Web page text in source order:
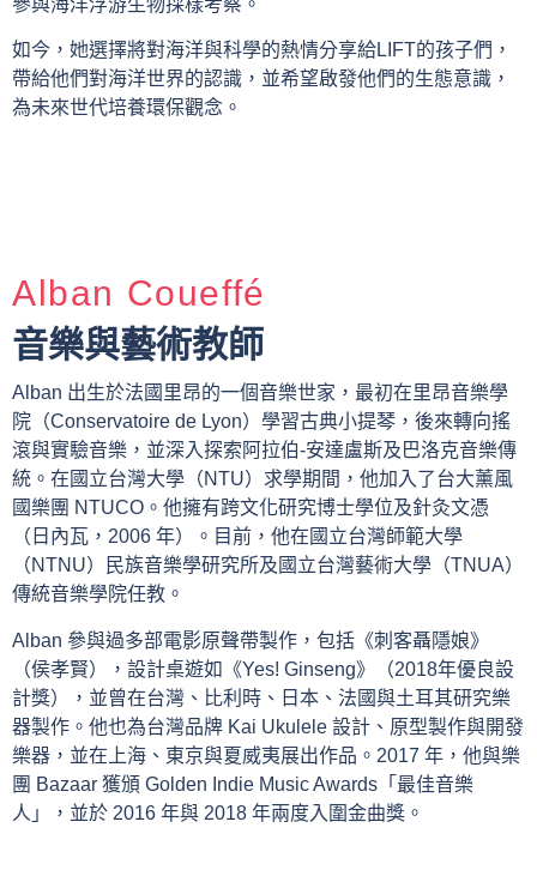
如今，她選擇將對海洋與科學的熱情分享給LIFT的孩子們，
帶給他們對海洋世界的認識，並希望啟發他們的生態意識，
為未來世代培養環保觀念。
Alban Coueffé
音樂與藝術教師
Alban 出生於法國里昂的一個音樂世家，最初在里昂音樂學
院（Conservatoire de Lyon）學習古典小提琴，後來轉向搖
滾與實驗音樂，並深入探索阿拉伯-安達盧斯及巴洛克音樂傳
統。在國立台灣大學（NTU）求學期間，他加入了台大薰風
國樂團 NTUCO。他擁有跨文化研究博士學位及針灸文憑
（日內瓦，2006 年）。目前，他在國立台灣師範大學
（NTNU）民族音樂學研究所及國立台灣藝術大學（TNUA）
傳統音樂學院任教。
Alban 參與過多部電影原聲帶製作，包括《刺客聶隱娘》
（侯孝賢），設計桌遊如《Yes! Ginseng》（2018年優良設
計獎），並曾在台灣、比利時、日本、法國與土耳其研究樂
器製作。他也為台灣品牌 Kai Ukulele 設計、原型製作與開發
樂器，並在上海、東京與夏威夷展出作品。2017 年，他與樂
團 Bazaar 獲頒 Golden Indie Music Awards「最佳音樂
人」，並於 2016 年與 2018 年兩度入圍金曲獎。